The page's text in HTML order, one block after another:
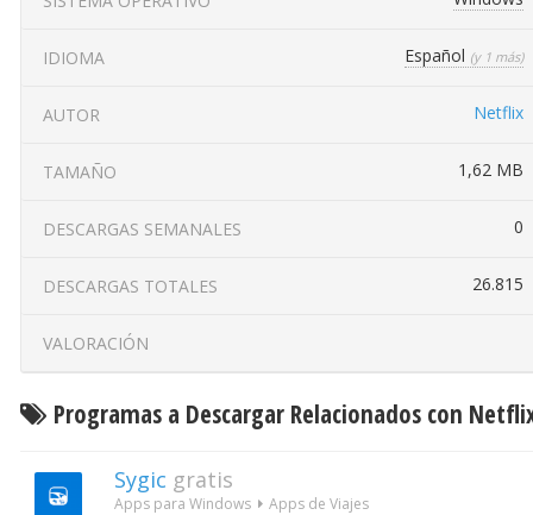
IDIOMA Español (y 1 más)
AUTOR Netflix
TAMAÑO 1,62 MB
DESCARGAS SEMANALES 0
DESCARGAS TOTALES 26.815
VALORACIÓN
Programas a Descargar Relacionados con
Sygic gratis
Apps para Windows Apps de Viajes